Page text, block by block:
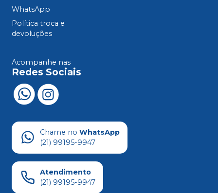
WhatsApp
Política troca e
devoluções
Acompanhe nas
Redes Sociais
Chame no WhatsApp
(21) 99195-9947
Atendimento
(21) 99195-9947